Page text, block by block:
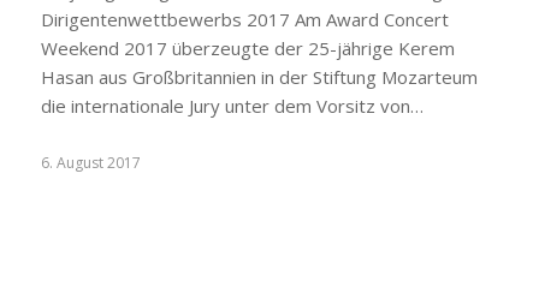
Dirigentenwettbewerbs 2017 Am Award Concert
Weekend 2017 überzeugte der 25-jährige Kerem
Hasan aus Großbritannien in der Stiftung Mozarteum
die internationale Jury unter dem Vorsitz von…
6. August 2017